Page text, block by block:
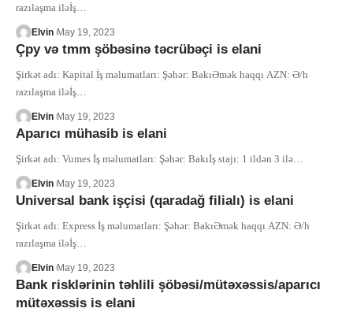
razılaşma iləİş
Elvin May 19, 2023
Çpy və tmm şöbəsinə təcrübəçi is elani
Şirkət adı: Kapital İş məlumatları: Şəhər: BakıƏmək haqqı AZN: Ə/h
razılaşma iləİş
Elvin May 19, 2023
Aparıcı mühasib is elani
Şirkət adı: Vumes İş məlumatları: Şəhər: Bakıİş stajı: 1 ildən 3 ilə
Elvin May 19, 2023
Universal bank işçisi (qaradağ filialı) is elani
Şirkət adı: Express İş məlumatları: Şəhər: BakıƏmək haqqı AZN: Ə/h
razılaşma iləİş
Elvin May 19, 2023
Bank risklərinin təhlili şöbəsi/mütəxəssis/aparıcı
mütəxəssis is elani